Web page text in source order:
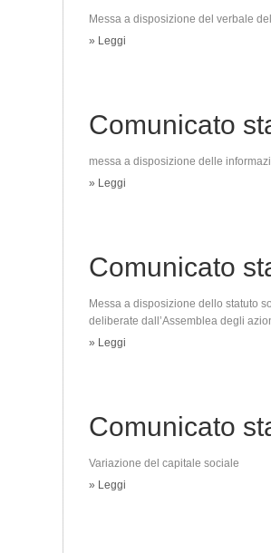
Messa a disposizione del verbale
» Leggi
Comunicato
messa a disposizione delle
» Leggi
Comunicato
Messa a disposizione dello statuto
deliberate dall’Assemblea degli
» Leggi
Comunicato
Variazione del capitale sociale
» Leggi